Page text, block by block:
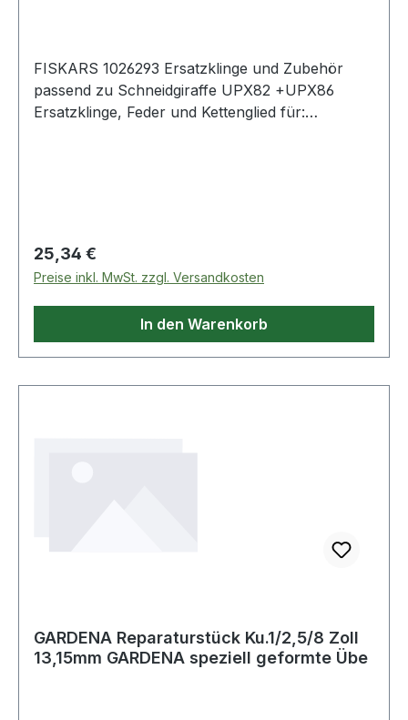
FISKARS 1026293 Ersatzklinge und Zubehör
passend zu Schneidgiraffe UPX82 +UPX86
Ersatzklinge, Feder und Kettenglied für:
1001558)
Regulärer Preis:
25,34 €
Preise inkl. MwSt. zzgl. Versandkosten
In den Warenkorb
GARDENA Reparaturstück Ku.1/2,5/8 Zoll
13,15mm GARDENA speziell geformte Übe